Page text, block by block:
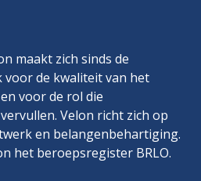
maakt zich sinds de
de kwaliteit van het
voor de rol die
Velon richt zich op
en belangenbehartiging.
het beroepsregister BRLO.